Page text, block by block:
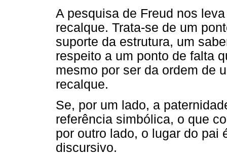
A pesquisa de Freud nos
recalque. Trata-se de um
suporte da estrutura, um
respeito a um ponto de falta
mesmo por ser da ordem de
recalque.
Se, por um lado, a
referência simbólica, o que
por outro lado, o lugar do pai
discursivo.